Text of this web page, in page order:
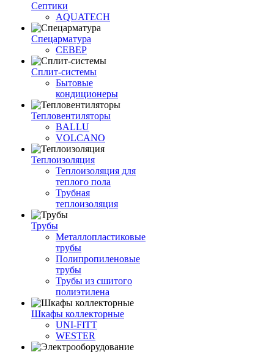
Септики
AQUATECH
Спецарматура
СЕВЕР
Сплит-системы
Бытовые
кондиционеры
Тепловентиляторы
BALLU
VOLCANO
Теплоизоляция
Теплоизоляция для
теплого пола
Трубная
теплоизоляция
Трубы
Металлопластиковые
трубы
Полипропиленовые
трубы
Трубы из сшитого
полиэтилена
Шкафы коллекторные
UNI-FITT
WESTER